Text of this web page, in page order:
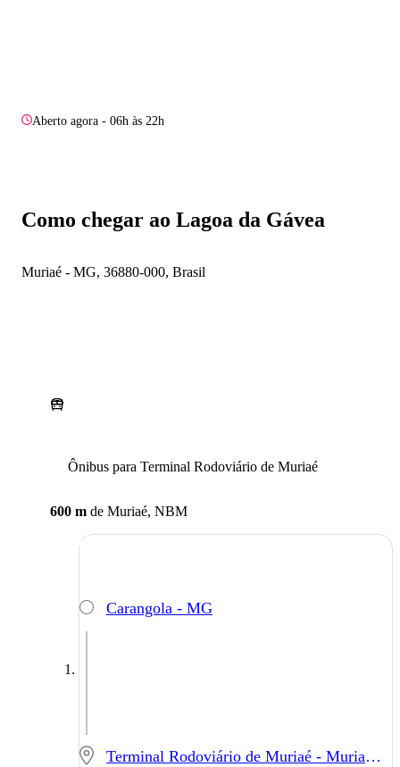
Aberto agora - 06h às 22h
Como chegar ao Lagoa da Gávea
Muriaé - MG, 36880-000, Brasil
Ônibus para Terminal Rodoviário de Muriaé
600 m de Muriaé, NBM
Carangola - MG
Terminal Rodoviário de Muriaé - Muriaé - MG